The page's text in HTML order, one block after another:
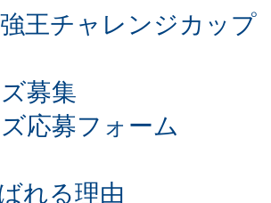
王チャレンジカップ
募集
応募フォーム
れる理由